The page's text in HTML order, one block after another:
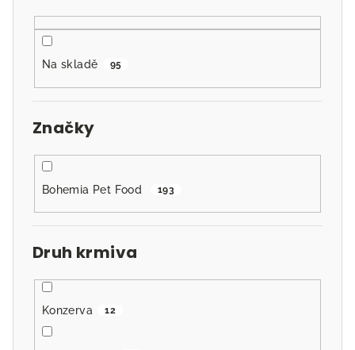
Na skladě 95
Značky
Bohemia Pet Food 193
Druh krmiva
Konzerva 12